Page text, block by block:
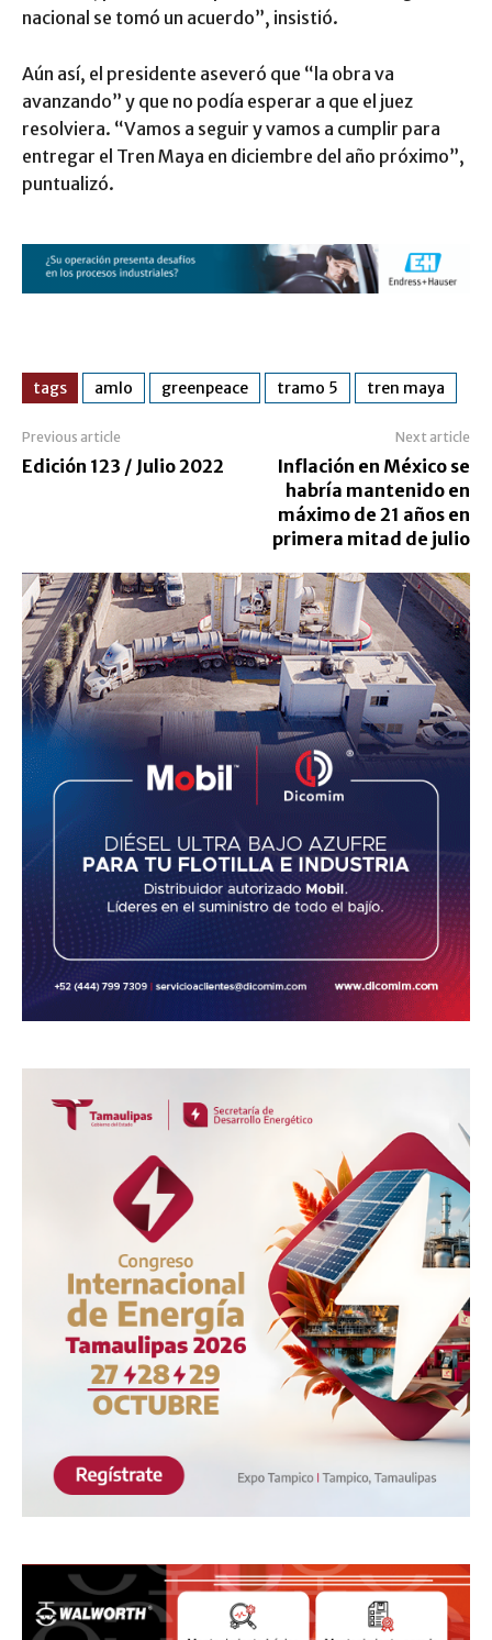
nacional se tomó un acuerdo”, insistió.
Aún así, el presidente aseveró que “la obra va
avanzando” y que no podía esperar a que el juez
resolviera. “Vamos a seguir y vamos a cumplir para
entregar el Tren Maya en diciembre del año próximo”,
puntualizó.
tags amlo greenpeace tramo 5 tren maya
Previous article
Edición 123 / Julio 2022
Next article
Inflación en México se
habría mantenido en
máximo de 21 años en
primera mitad de julio